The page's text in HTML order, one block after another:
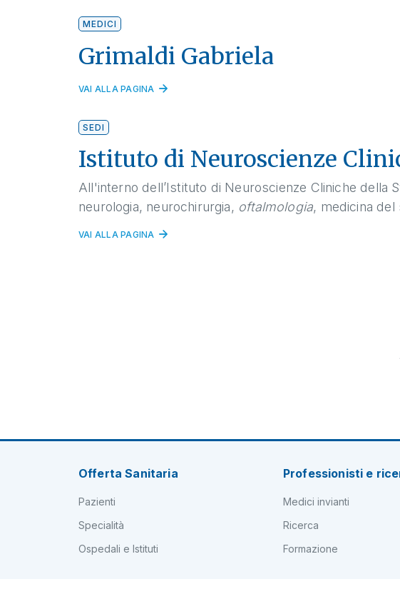
MEDICI
Grimaldi Gabriela
VAI ALLA PAGINA
SEDI
Istituto di Neuroscienze
All'interno dell’Istituto di Neuroscienze Cliniche della
neurologia, neurochirurgia, oftalmologia, medicina del
VAI ALLA PAGINA
Offerta Sanitaria
Pazienti
Specialità
Ospedali e Istituti
Professionisti e
Medici invianti
Ricerca
Formazione